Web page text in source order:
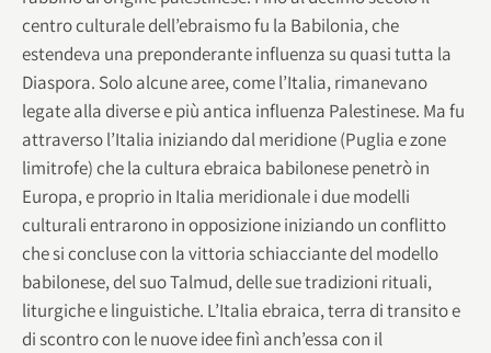
centro culturale dell’ebraismo fu la Babilonia, che
estendeva una preponderante influenza su quasi tutta la
Diaspora. Solo alcune aree, come l’Italia, rimanevano
legate alla diverse e più antica influenza Palestinese. Ma fu
attraverso l’Italia iniziando dal meridione (Puglia e zone
limitrofe) che la cultura ebraica babilonese penetrò in
Europa, e proprio in Italia meridionale i due modelli
culturali entrarono in opposizione iniziando un conflitto
che si concluse con la vittoria schiacciante del modello
babilonese, del suo Talmud, delle sue tradizioni rituali,
liturgiche e linguistiche. L’Italia ebraica, terra di transito e
di scontro con le nuove idee finì anch’essa con il